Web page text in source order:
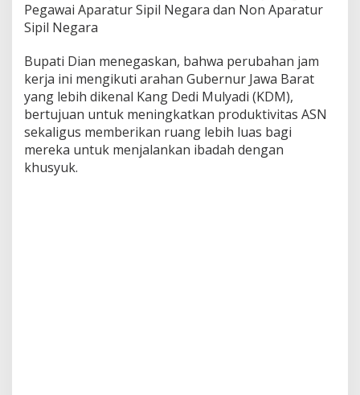
Pegawai Aparatur Sipil Negara dan Non Aparatur
Sipil Negara
Bupati Dian menegaskan, bahwa perubahan jam
kerja ini mengikuti arahan Gubernur Jawa Barat
yang lebih dikenal Kang Dedi Mulyadi (KDM),
bertujuan untuk meningkatkan produktivitas ASN
sekaligus memberikan ruang lebih luas bagi
mereka untuk menjalankan ibadah dengan
khusyuk.